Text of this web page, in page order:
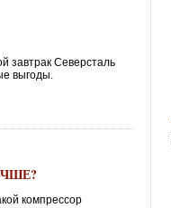
завтрак Северсталь
выгоды.
компрессор